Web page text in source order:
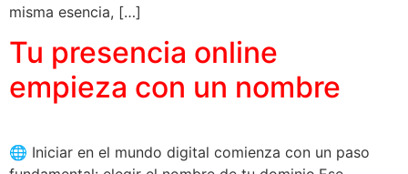
misma esencia, […]
Tu presencia online
empieza con un nombre
🌐 Iniciar en el mundo digital comienza con un paso